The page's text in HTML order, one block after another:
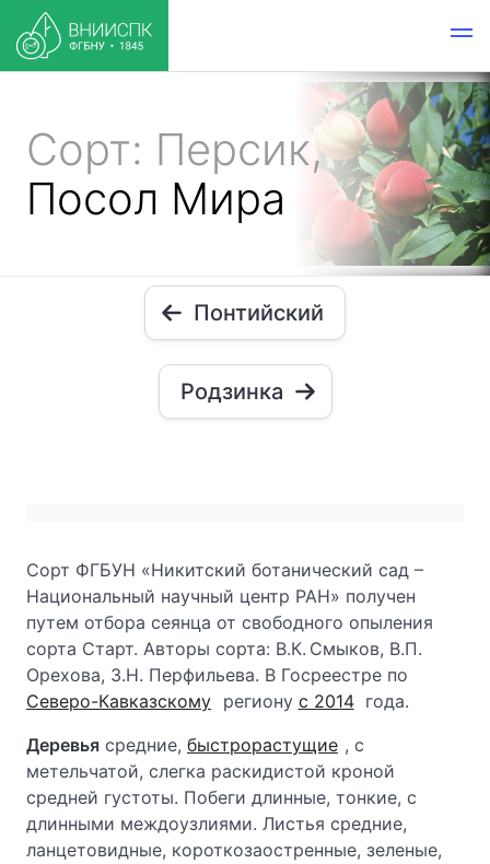
Сорт: Персик,
Посол Мира
Понтийский
Родзинка
Сорт ФГБУН «Никитский ботанический сад –
Национальный научный центр РАН» получен
путем отбора сеянца от свободного опыления
сорта Старт. Авторы сорта: В.К. Смыков, В.П.
Орехова, З.Н. Перфильева. В Госреестре по
Северо-Кавказскому региону с 2014 года.
Деревья средние, быстрорастущие , с
метельчатой, слегка раскидистой кроной
средней густоты. Побеги длинные, тонкие, с
длинными междоузлиями. Листья средние,
ланцетовидные, короткозаостренные, зеленые,